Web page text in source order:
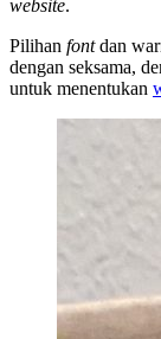
website.
Pilihan fontdan
dengan seksama,
untuk menentukan